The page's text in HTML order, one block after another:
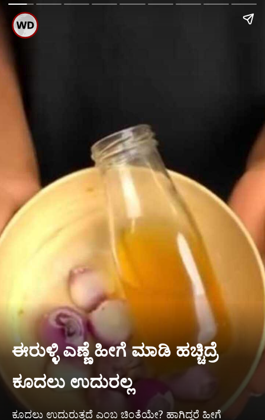
ಈರುಳ್ಳಿ ಎಣ್ಣೆ ಹೀಗೆ ಮಾಡಿ ಹಚ್ಚಿದ್ರೆ
ಕೂದಲು ಉದುರಲ್ಲ
ಕೂದಲು ಉದುರುತ್ತದೆ ಎಂಬ ಚಿಂತೆಯೇ? ಹಾಗಿದ್ದರೆ ಹೀಗೆ